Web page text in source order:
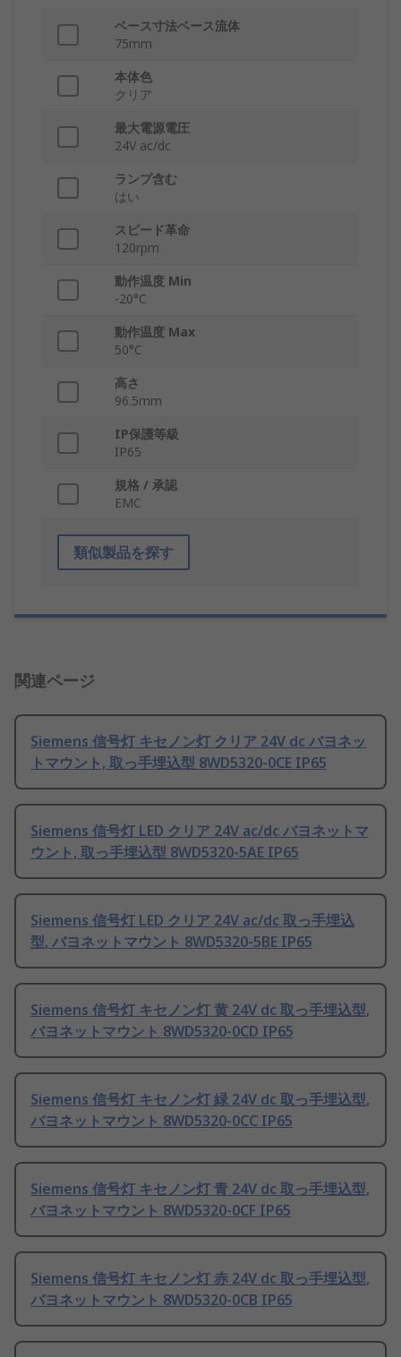
ベース寸法ベース流体
75mm
本体色
クリア
最大電源電圧
24V ac/dc
ランプ含む
はい
スピード革命
120rpm
動作温度 Min
-20°C
動作温度 Max
50°C
高さ
96.5mm
IP保護等級
IP65
規格 / 承認
EMC
類似製品を探す
関連ページ
Siemens 信号灯 キセノン灯 クリア 24V dc バヨネッ
トマウント, 取っ手埋込型 8WD5320-0CE IP65
Siemens 信号灯 LED クリア 24V ac/dc バヨネットマ
ウント, 取っ手埋込型 8WD5320-5AE IP65
Siemens 信号灯 LED クリア 24V ac/dc 取っ手埋込
型, バヨネットマウント 8WD5320-5BE IP65
Siemens 信号灯 キセノン灯 黄 24V dc 取っ手埋込型,
バヨネットマウント 8WD5320-0CD IP65
Siemens 信号灯 キセノン灯 緑 24V dc 取っ手埋込型,
バヨネットマウント 8WD5320-0CC IP65
Siemens 信号灯 キセノン灯 青 24V dc 取っ手埋込型,
バヨネットマウント 8WD5320-0CF IP65
Siemens 信号灯 キセノン灯 赤 24V dc 取っ手埋込型,
バヨネットマウント 8WD5320-0CB IP65